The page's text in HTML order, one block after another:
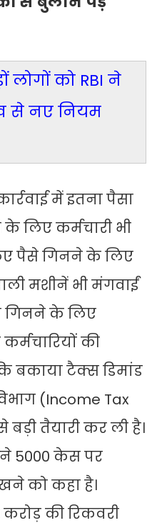
लोगों को RBI ने
से नए नियम
में इतना पैसा
लिए कर्मचारी भी
पैसे गिनने के लिए
मशीनें भी मंगवाईं
गिनने के लिए
की
बकाया टैक्स डिमांड
(Income Tax
तैयारी कर ली है।
5000 केस पर
को कहा है।
की रिकवरी